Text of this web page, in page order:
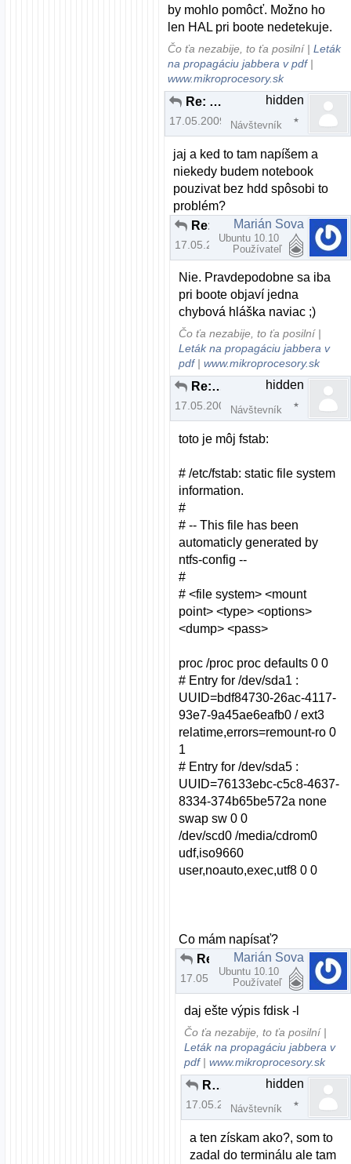
by mohlo pomôcť. Možno ho
len HAL pri boote nedetekuje.
Čo ťa nezabije, to ťa posilní |Leták
na propagáciu jabbera v pdf|
www.mikroprocesory.sk
Re: Zatiaľ si vyskúšaj aj iné distrá ...
17.05.2009 | 15:17
hidden
Návštevník
jaj a ked to tam napíšem a
niekedy budem notebook
pouzivat bez hdd spôsobi to
problém?
17.05.2009 | 15:18
Marián Sova
Ubuntu 10.10
Používateľ
Nie. Pravdepodobne sa iba
pri boote objaví jedna
chybová hláška naviac ;)
Čo ťa nezabije, to ťa posilní |
Leták na propagáciu jabbera v
pdf|www.mikroprocesory.sk
Re: Zatiaľ si vyskúšaj aj iné distrá ...
17.05.2009 | 15:19
hidden
Návštevník
toto je môj fstab:
# /etc/fstab: static file system
information.
#
# -- This file has been
automaticly generated by
ntfs-config --
#
# <file system> <mount
point> <type> <options>
<dump> <pass>
proc /proc proc defaults 0 0
# Entry for /dev/sda1 :
UUID=bdf84730-26ac-4117-
93e7-9a45ae6eafb0 / ext3
relatime,errors=remount-ro 0
1
# Entry for /dev/sda5 :
UUID=76133ebc-c5c8-4637-
8334-374b65be572a none
swap sw 0 0
/dev/scd0 /media/cdrom0
udf,iso9660
user,noauto,exec,utf8 0 0
Co mám napísať?
17.05.2009 | 15:20
Marián Sova
Ubuntu 10.10
Používateľ
daj ešte výpis fdisk -l
Čo ťa nezabije, to ťa posilní |
Leták na propagáciu jabbera v
pdf|www.mikroprocesory.sk
Re: Zatiaľ si vyskúšaj aj iné distrá ...
17.05.2009 | 15:22
hidden
Návštevník
a ten získam ako?, som to
zadal do terminálu ale tam